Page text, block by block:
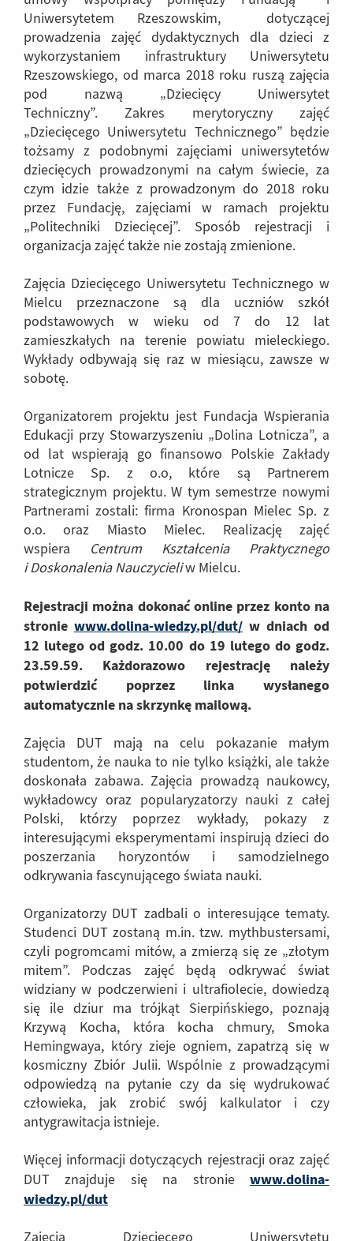
Uniwersytetem Rzeszowskim, dotyczącej
prowadzenia zajęć dydaktycznych dla dzieci z
wykorzystaniem infrastruktury Uniwersytetu
Rzeszowskiego, od marca 2018 roku ruszą zajęcia
pod nazwą „Dziecięcy Uniwersytet
Techniczny”. Zakres merytoryczny zajęć
„Dziecięcego Uniwersytetu Technicznego” będzie
tożsamy z podobnymi zajęciami uniwersytetów
dziecięcych prowadzonymi na całym świecie, za
czym idzie także z prowadzonym do 2018 roku
przez Fundację, zajęciami w ramach projektu
„Politechniki Dziecięcej”. Sposób rejestracji i
organizacja zajęć także nie zostają zmienione.
Zajęcia Dziecięcego Uniwersytetu Technicznego w
Mielcu przeznaczone są dla uczniów szkół
podstawowych w wieku od 7 do 12 lat
zamieszkałych na terenie powiatu mieleckiego.
Wykłady odbywają się raz w miesiącu, zawsze w
sobotę.
Organizatorem projektu jest Fundacja Wspierania
Edukacji przy Stowarzyszeniu „Dolina Lotnicza”, a
od lat wspierają go finansowo Polskie Zakłady
Lotnicze Sp. z o.o, które są Partnerem
strategicznym projektu. W tym semestrze nowymi
Partnerami zostali: firma Kronospan Mielec Sp. z
o.o. oraz Miasto Mielec. Realizację zajęć
wspiera Centrum Kształcenia Praktycznego
i Doskonalenia Nauczycieliw Mielcu.
Rejestracji można dokonać online przez konto na
stronie www.dolina-wiedzy.pl/dut/ (Link
do
innej
strony)
w dniach od
12 lutego od godz. 10.00 do 19 lutego do godz.
23.59.59. Każdorazowo rejestrację należy
potwierdzić poprzez linka wysłanego
automatycznie na skrzynkę mailową.
Zajęcia DUT mają na celu pokazanie małym
studentom, że nauka to nie tylko książki, ale także
doskonała zabawa. Zajęcia prowadzą naukowcy,
wykładowcy oraz popularyzatorzy nauki z całej
Polski, którzy poprzez wykłady, pokazy z
interesującymi eksperymentami inspirują dzieci do
poszerzania horyzontów i samodzielnego
odkrywania fascynującego świata nauki.
Organizatorzy DUT zadbali o interesujące tematy.
Studenci DUT zostaną m.in. tzw. mythbustersami,
czyli pogromcami mitów, a zmierzą się ze „złotym
mitem”. Podczas zajęć będą odkrywać świat
widziany w podczerwieni i ultrafiolecie, dowiedzą
się ile dziur ma trójkąt Sierpińskiego, poznają
Krzywą Kocha, która kocha chmury, Smoka
Hemingwaya, który zieje ogniem, zapatrzą się w
kosmiczny Zbiór Julii. Wspólnie z prowadzącymi
odpowiedzą na pytanie czy da się wydrukować
człowieka, jak zrobić swój kalkulator i czy
antygrawitacja istnieje.
Więcej informacji dotyczących rejestracji oraz zajęć
DUT znajduje się na stronie www.dolina-
wiedzy.pl/dut
innej
Zajęcia Dziecięcego Uniwersytetu